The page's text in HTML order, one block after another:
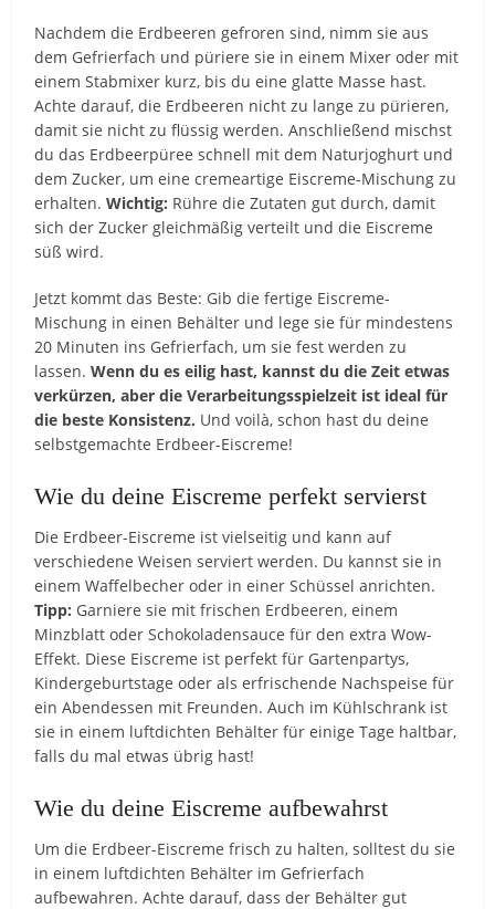
Nachdem die Erdbeeren gefroren sind, nimm sie aus
dem Gefrierfach und püriere sie in einem Mixer oder mit
einem Stabmixer kurz, bis du eine glatte Masse hast.
Achte darauf, die Erdbeeren nicht zu lange zu pürieren,
damit sie nicht zu flüssig werden. Anschließend mischst
du das Erdbeerpüree schnell mit dem Naturjoghurt und
dem Zucker, um eine cremeartige Eiscreme-Mischung zu
erhalten.Wichtig: Rühre die Zutaten gut durch, damit
sich der Zucker gleichmäßig verteilt und die Eiscreme
süß wird.
Jetzt kommt das Beste: Gib die fertige Eiscreme-
Mischung in einen Behälter und lege sie für mindestens
20 Minuten ins Gefrierfach, um sie fest werden zu
lassen.Wenn du es eilig hast, kannst du die Zeit etwas
verkürzen, aber die Verarbeitungsspielzeit ist ideal für
die beste Konsistenz. Und voilà, schon hast du deine
selbstgemachte Erdbeer-Eiscreme!
Wie du deine Eiscreme perfekt servierst
Die Erdbeer-Eiscreme ist vielseitig und kann auf
verschiedene Weisen serviert werden. Du kannst sie in
einem Waffelbecher oder in einer Schüssel anrichten.
Tipp: Garniere sie mit frischen Erdbeeren, einem
Minzblatt oder Schokoladensauce für den extra Wow-
Effekt. Diese Eiscreme ist perfekt für Gartenpartys,
Kindergeburtstage oder als erfrischende Nachspeise für
ein Abendessen mit Freunden. Auch im Kühlschrank ist
sie in einem luftdichten Behälter für einige Tage haltbar,
falls du mal etwas übrig hast!
Wie du deine Eiscreme aufbewahrst
Um die Erdbeer-Eiscreme frisch zu halten, solltest du sie
in einem luftdichten Behälter im Gefrierfach
aufbewahren. Achte darauf, dass der Behälter gut